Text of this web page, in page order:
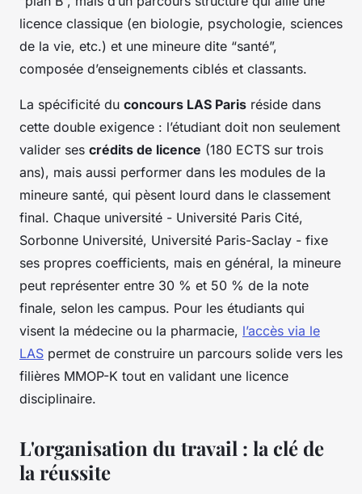
licence classique (en biologie, psychologie, sciences
de la vie, etc.) et une mineure dite “santé”,
composée d’enseignements ciblés et classants.
La spécificité du concours LAS Paris réside dans
cette double exigence : l’étudiant doit non seulement
valider ses crédits de licence (180 ECTS sur trois
ans), mais aussi performer dans les modules de la
mineure santé, qui pèsent lourd dans le classement
final. Chaque université - Université Paris Cité,
Sorbonne Université, Université Paris-Saclay - fixe
ses propres coefficients, mais en général, la mineure
peut représenter entre 30 % et 50 % de la note
finale, selon les campus. Pour les étudiants qui
visent la médecine ou la pharmacie, l’accès via le
LAS permet de construire un parcours solide vers les
filières MMOP-K tout en validant une licence
disciplinaire.
L'organisation du travail : la clé de
la réussite